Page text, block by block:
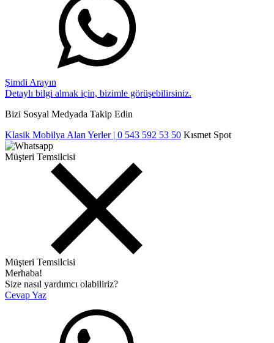
Şimdi Arayın
Detaylı bilgi almak için, bizimle görüşebilirsiniz.
Bizi Sosyal Medyada Takip Edin
Klasik Mobilya Alan Yerler | 0 543 592 53 50 Kısmet Spot
Müşteri Temsilcisi
Müşteri Temsilcisi
Merhaba!
Size nasıl yardımcı olabiliriz?
Cevap Yaz